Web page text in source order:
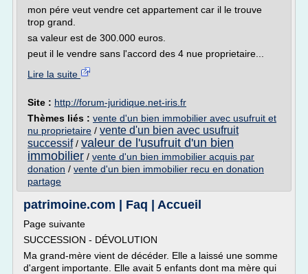
mon pére veut vendre cet appartement car il le trouve
trop grand.
sa valeur est de 300.000 euros.
peut il le vendre sans l'accord des 4 nue proprietaire...
Lire la suite
Site : http://forum-juridique.net-iris.fr
Thèmes liés : vente d'un bien immobilier avec usufruit et
nu proprietaire / vente d'un bien avec usufruit
successif/ valeur de l'usufruit d'un bien
immobilier / vente d'un bien immobilier acquis par
donation / vente d'un bien immobilier recu en donation
partage
patrimoine.com | Faq | Accueil
Page suivante
SUCCESSION - DÉVOLUTION
Ma grand-mère vient de décéder. Elle a laissé une somme
d'argent importante. Elle avait 5 enfants dont ma mère qui